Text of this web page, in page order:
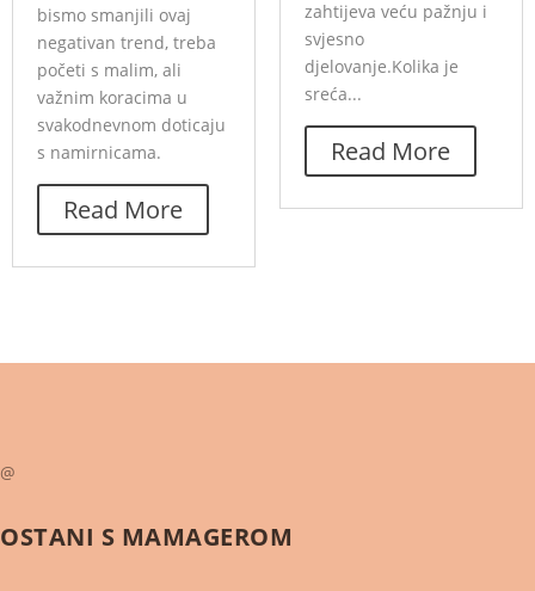
bismo smanjili ovaj
negativan trend, treba
početi s malim, ali
važnim koracima u
svakodnevnom doticaju
s namirnicama.
Read More
zahtijeva veću pažnju i
svjesno
djelovanje.Kolika je
sreća...
Read More
@
OSTANI S MAMAGEROM